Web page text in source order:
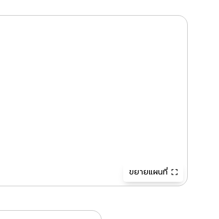
ขยายแผนที่